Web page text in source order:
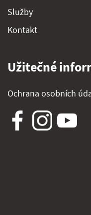
Služby
Kontakt
Užitečné
Ochrana osobních